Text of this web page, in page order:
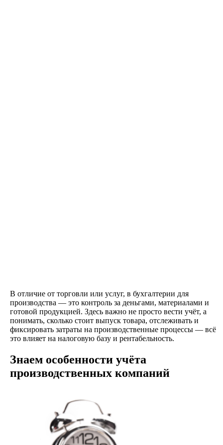
В отличие от торговли или услуг, в бухгалтерии для
производства — это контроль за деньгами, материалами и
готовой продукцией. Здесь важно не просто вести учёт, а
понимать, сколько стоит выпуск товара, отслеживать и
фиксировать затраты на производственные процессы — всё
это влияет на налоговую базу и рентабельность.
Знаем особенности учёта
производственных компаний